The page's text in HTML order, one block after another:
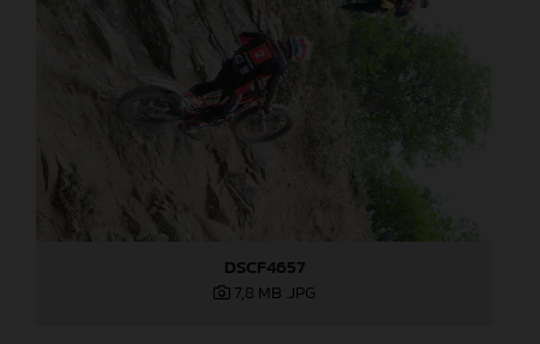
DSCF4657
7,8 MB .JPG